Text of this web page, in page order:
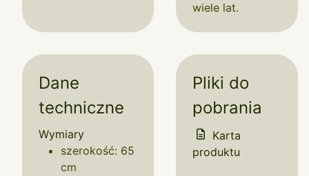
wiele lat.
Dane
techniczne
Wymiary
szerokość: 65
cm
Pliki do
pobrania
Karta
produktu